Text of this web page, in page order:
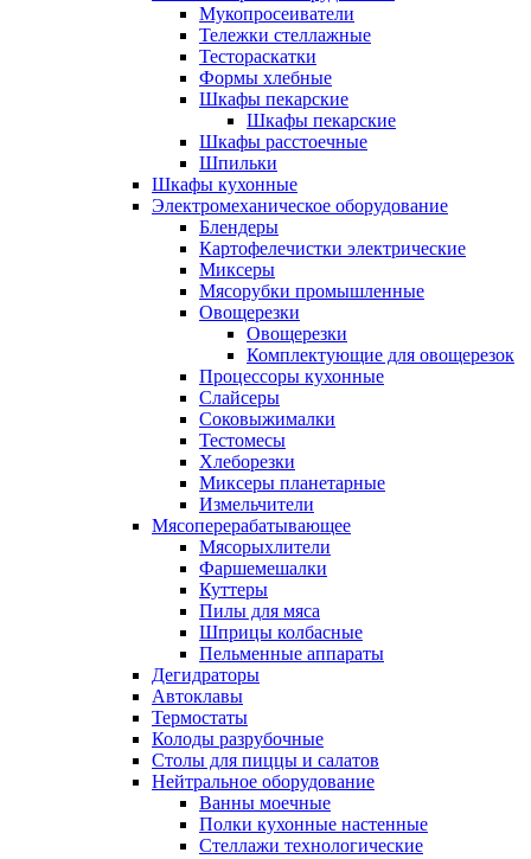
Мукопросеиватели
Тележки стеллажные
Тестораскатки
Формы хлебные
Шкафы пекарские
Шкафы пекарские
Шкафы расстоечные
Шпильки
Шкафы кухонные
Электромеханическое оборудование
Блендеры
Картофелечистки электрические
Миксеры
Мясорубки промышленные
Овощерезки
Овощерезки
Комплектующие для овощерезок
Процессоры кухонные
Слайсеры
Соковыжималки
Тестомесы
Хлеборезки
Миксеры планетарные
Измельчители
Мясоперерабатывающее
Мясорыхлители
Фаршемешалки
Куттеры
Пилы для мяса
Шприцы колбасные
Пельменные аппараты
Дегидраторы
Автоклавы
Термостаты
Колоды разрубочные
Столы для пиццы и салатов
Нейтральное оборудование
Ванны моечные
Полки кухонные настенные
Стеллажи технологические